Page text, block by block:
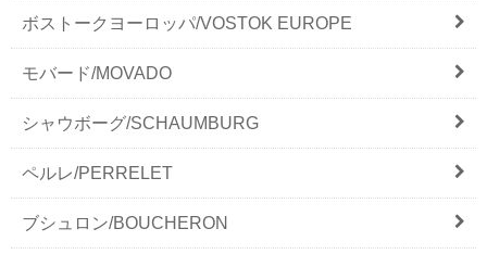
ボストークヨーロッパ/VOSTOK EUROPE
モバード/MOVADO
シャウボーグ/SCHAUMBURG
ペルレ/PERRELET
ブシュロン/BOUCHERON